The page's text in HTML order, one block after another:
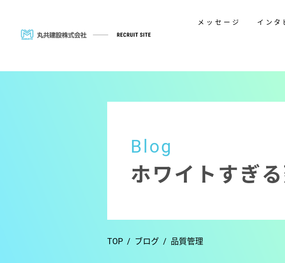
メッセージ インタ
Blog
ホワイトすぎ
TOP ブログ 品質管理